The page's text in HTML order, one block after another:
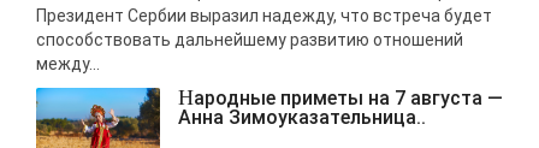
Президент Сербии выразил надежду, что встреча будет
способствовать дальнейшему развитию отношений
между...
Народные приметы на 7 августа —
Анна Зимоуказательница..